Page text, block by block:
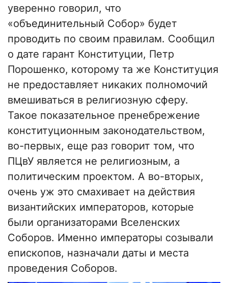
уверенно говорил, что
«объединительный Собор» будет
проводить по своим правилам. Сообщил
о дате гарант Конституции, Петр
Порошенко, которому та же Конституция
не предоставляет никаких полномочий
вмешиваться в религиозную сферу.
Такое показательное пренебрежение
конституционным законодательством,
во-первых, еще раз говорит том, что
ПЦвУ является не религиозным, а
политическим проектом. А во-вторых,
очень уж это смахивает на действия
византийских императоров, которые
были организаторами Вселенских
Соборов. Именно императоры созывали
епископов, назначали даты и места
проведения Соборов.